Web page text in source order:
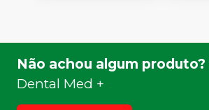
Não achou algum produto?
Dental Med +